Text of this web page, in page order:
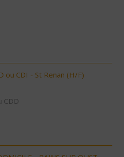
ou CDI - St Renan (H/F)
CDD